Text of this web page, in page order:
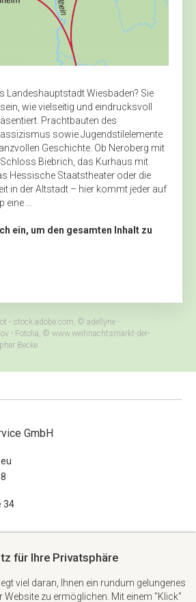
Landeshauptstadt Wiesbaden? Sie
wie vielseitig und eindrucksvoll
Prachtbauten des
sowie Jugendstilelemente
Geschichte. Ob Neroberg mit
Biebrich, das Kurhaus mit
Hessische Staatstheater oder die
in der Altstadt – hier kommt jeder auf
eine ...
ein, um den gesamten Inhalt zu
- stock.adobe.com, © adellyne -
- Fotolia, © www.weihnachtsmarkt-der-
Becke
GmbH
34
für Ihre Privatsphäre
viel daran, Ihnen ein rundum gelungenes
Website zu ermöglichen. Mit einem "Klick"